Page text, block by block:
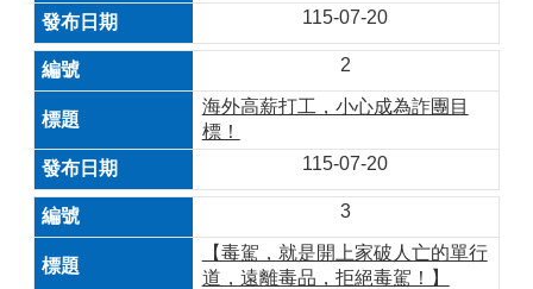
115-07-20
2
海外高薪打工，小心成為詐團目
標！
115-07-20
3
【毒駕，就是開上家破人亡的單行
道，遠離毒品，拒絕毒駕！】